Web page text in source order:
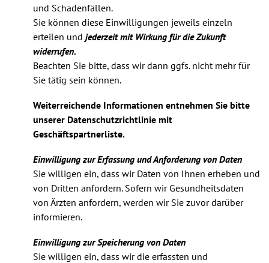
und Schadenfällen.
Sie können diese Einwilligungen jeweils einzeln
erteilen und jederzeit mit Wirkung für die Zukunft
widerrufen.
Beachten Sie bitte, dass wir dann ggfs. nicht mehr für
Sie tätig sein können.
Weiterreichende Informationen entnehmen Sie bitte
unserer Datenschutzrichtlinie mit
Geschäftspartnerliste.
Einwilligung zur Erfassung und Anforderung von Daten
Sie willigen ein, dass wir Daten von Ihnen erheben und
von Dritten anfordern. Sofern wir Gesundheitsdaten
von Ärzten anfordern, werden wir Sie zuvor darüber
informieren.
Einwilligung zur Speicherung von Daten
Sie willigen ein, dass wir die erfassten und